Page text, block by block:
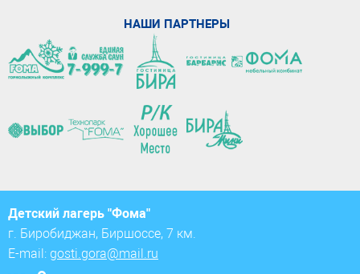
НАШИ ПАРТНЕРЫ
Детский лагерь "Фома"
г. Биробиджан, Биршоссе, 7 км.
E-mail: gosti.gora@mail.ru